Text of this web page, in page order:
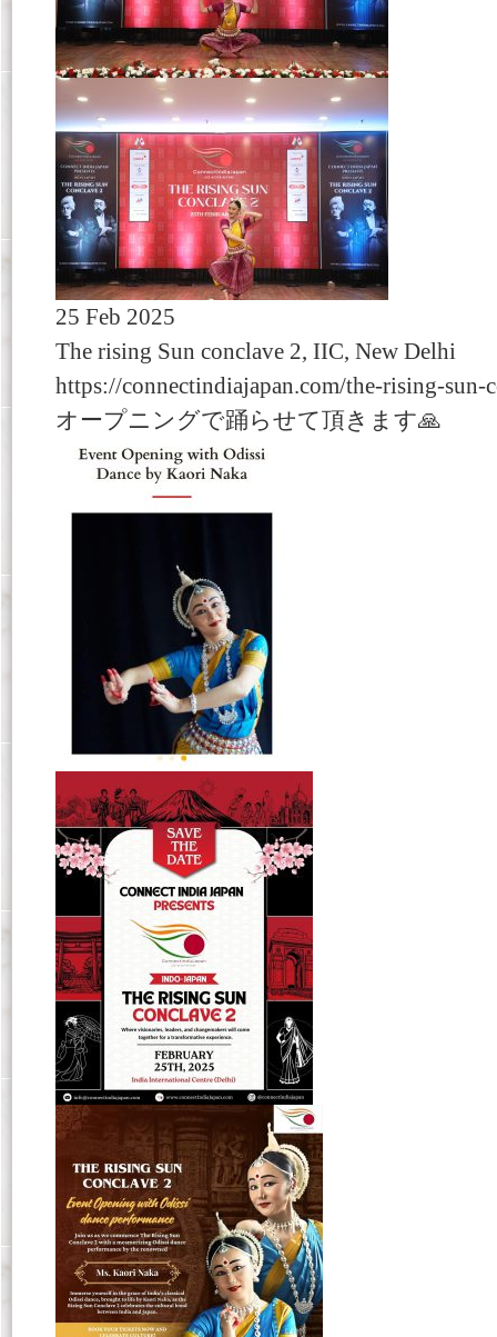
25 Feb 2025
The rising Sun conclave 2, IIC, New Delhi
https://connectindiajapan.com/the-rising-sun-
オープニングで踊らせて頂きます🙏